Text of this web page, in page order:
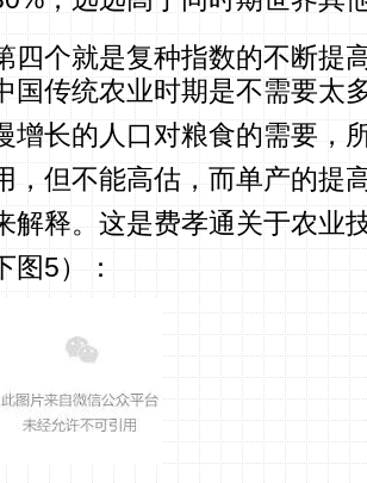
四个就是复种指数的不断提
国传统农业时期是不需要太
增长的人口对粮食的需要，
，但不能高估，而单产的提
解释。这是费孝通关于农业
图5）：